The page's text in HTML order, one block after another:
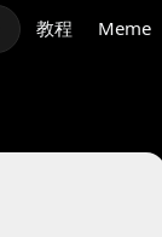
教程 Meme